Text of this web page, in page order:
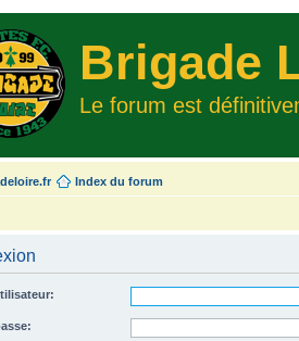
Brigade
Le forum est
Index du forum